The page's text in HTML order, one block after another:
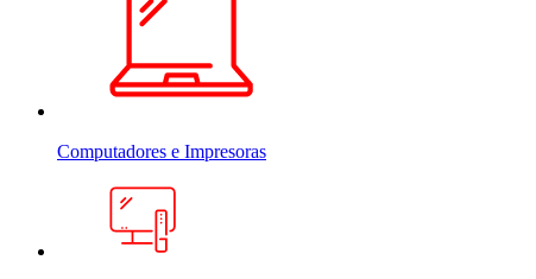
Computadores e Impresoras